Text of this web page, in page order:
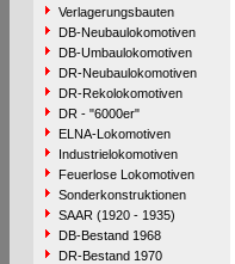
Verlagerungsbauten
DB-Neubaulokomotiven
DB-Umbaulokomotiven
DR-Neubaulokomotiven
DR-Rekolokomotiven
DR - "6000er"
ELNA-Lokomotiven
Industrielokomotiven
Feuerlose Lokomotiven
Sonderkonstruktionen
SAAR (1920 - 1935)
DB-Bestand 1968
DR-Bestand 1970